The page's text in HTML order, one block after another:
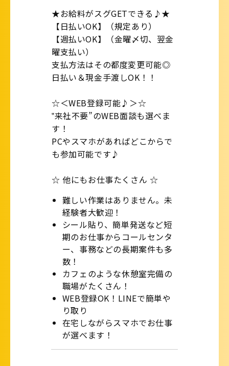
★お給料がスグGETできる♪★
【日払いOK】（規定あり）
【週払いOK】（金曜〆切、翌金
曜支払い）
支払方法はその都度変更可能◎
日払い＆現金手渡しOK！！
☆＜WEB登録可能♪＞☆
‟来社不要”のWEB面談も選べま
す！
PCやスマホがあればどこからで
も参加可能です♪
☆ 他にもお仕事たくさん ☆
難しい作業はありません。未
経験者大歓迎！
シール貼り、簡単発送など短
期のお仕事からコールセンタ
ー、事務などの長期案件も多
数！
カフェのような休憩室完備の
職場がたくさん！
WEB登録OK！LINEで簡単や
り取り
在宅しながらスマホでお仕事
が選べます！